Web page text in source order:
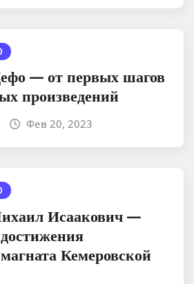
— от первых шагов
произведений
Фев 20, 2023
Исаакович —
Кемеровской